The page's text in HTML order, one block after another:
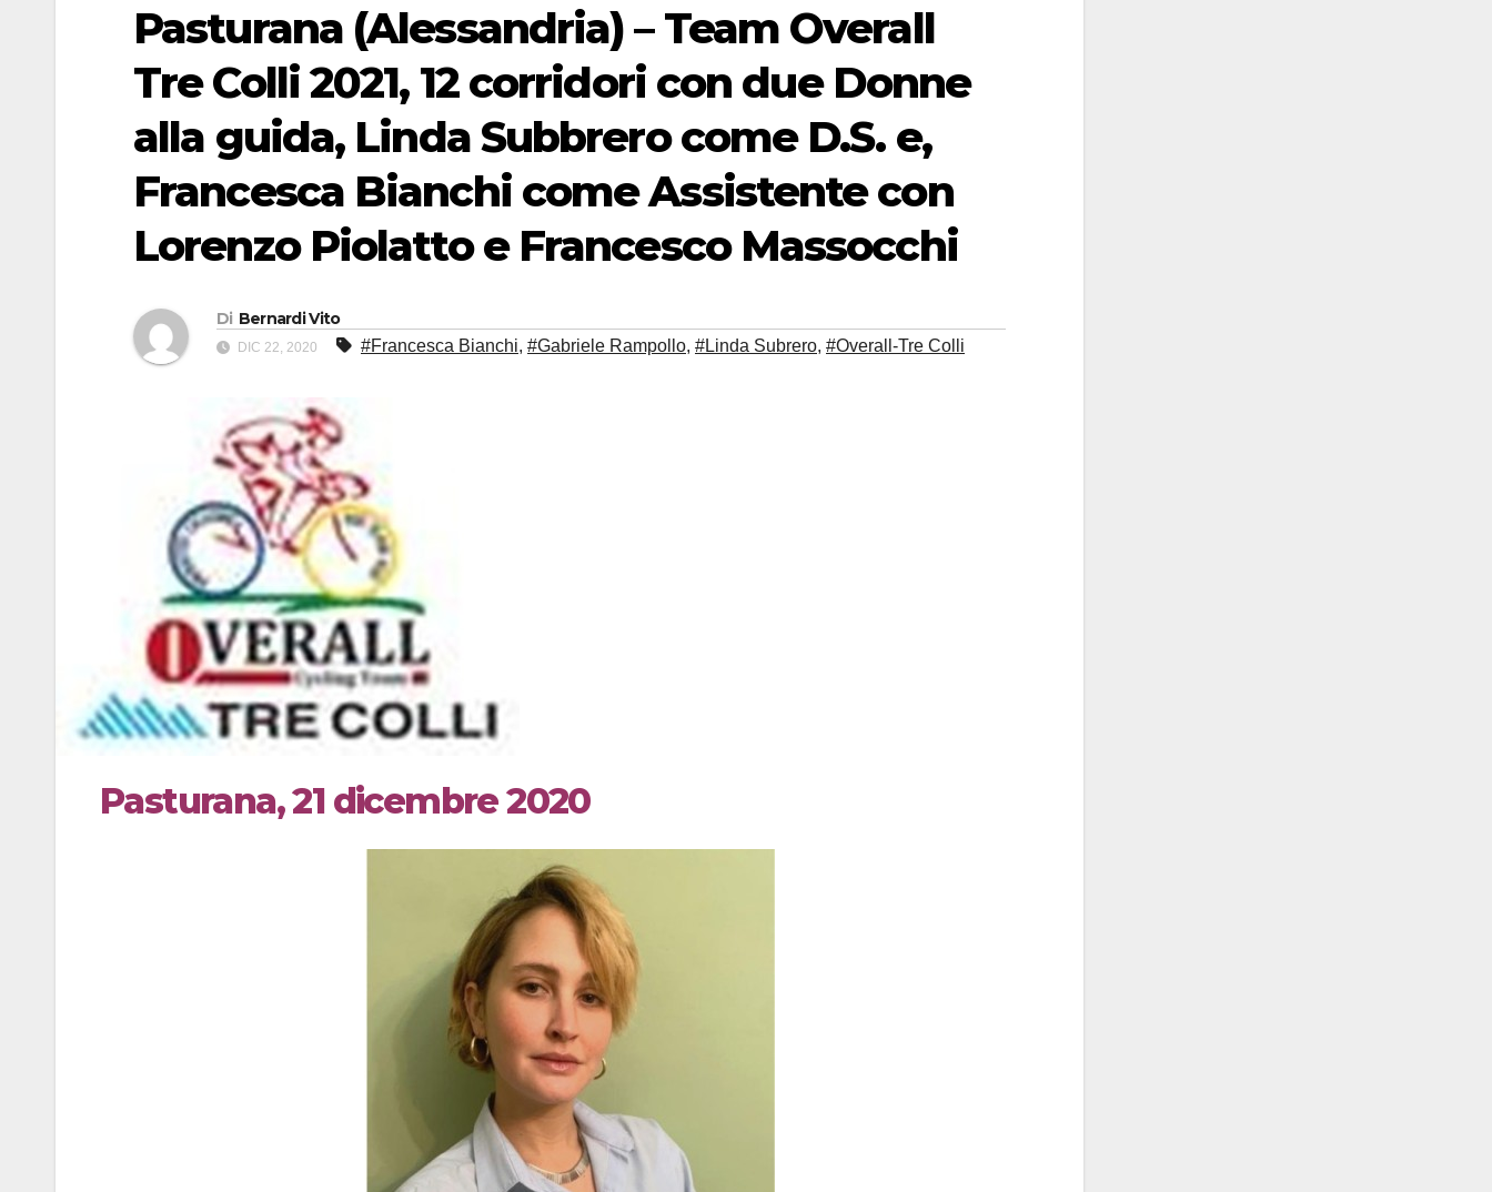
Pasturana (Alessandria) – Team Overall
Tre Colli 2021, 12 corridori con due Donne
alla guida, Linda Subbrero come D.S. e,
Francesca Bianchi come Assistente con
Lorenzo Piolatto e Francesco Massocchi
Di Bernardi Vito
DIC 22, 2020 #Francesca Bianchi, #Gabriele Rampollo, #Linda Subrero, #Overall-Tre Colli
Pasturana, 21 dicembre 2020